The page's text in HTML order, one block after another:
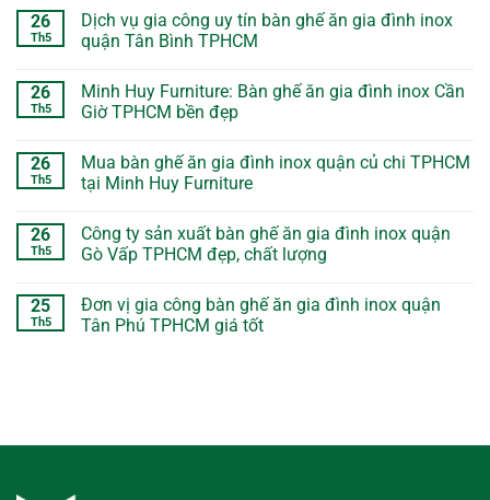
26
Th5
Dịch vụ gia công uy tín bàn ghế ăn gia đình inox
quận Tân Bình TPHCM
26
Th5
Minh Huy Furniture: Bàn ghế ăn gia đình inox Cần
Giờ TPHCM bền đẹp
26
Th5
Mua bàn ghế ăn gia đình inox quận củ chi TPHCM
tại Minh Huy Furniture
26
Th5
Công ty sản xuất bàn ghế ăn gia đình inox quận
Gò Vấp TPHCM đẹp, chất lượng
25
Th5
Đơn vị gia công bàn ghế ăn gia đình inox quận
Tân Phú TPHCM giá tốt